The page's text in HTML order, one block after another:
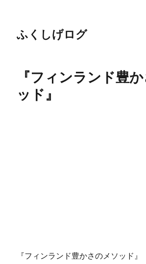
ふくしげログ
『フィンランド豊
ッド』
『フィンランド豊かさのメソッド』